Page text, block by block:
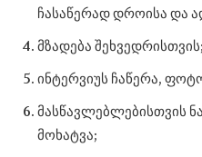
ჩასაწერად დროისა და
მზადება შეხვედრისთვის;
ინტერვიუს ჩაწერა,
მასწავლებლებისთვის
მოხატვა;